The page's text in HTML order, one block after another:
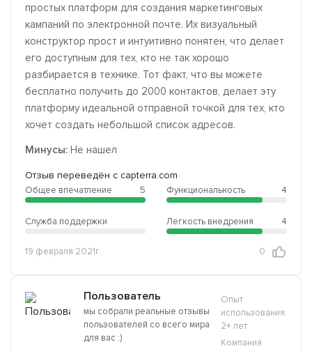
простых платформ для создания маркетинговых
кампаний по электронной почте. Их визуальный
конструктор прост и интуитивно понятен, что делает
его доступным для тех, кто не так хорошо
разбирается в технике. Тот факт, что вы можете
бесплатно получить до 2000 контактов, делает эту
платформу идеальной отправной точкой для тех, кто
хочет создать небольшой список адресов.
Минусы: Не нашел
Отзыв переведён с capterra.com
Общее впечатление 5
Служба поддержки
Функциональность 4
Легкость внедрения 4
19 февраля 2021г. 0
Пользователь
мы собрали реальные отзывы
пользователей со всего мира
для вас :)
Опыт
использования:
2+ лет
Компания